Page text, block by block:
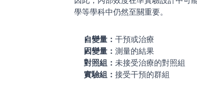
學等學科中仍然至關重要。
自變量： 干預或治療
因變量： 測量的結果
對照組： 未接受治療的對照組
實驗組： 接受干預的群組